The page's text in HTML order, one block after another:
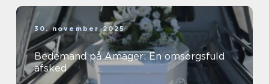
30. november 2025
Bedemand på Amager: En omsorgsfuld
afsked